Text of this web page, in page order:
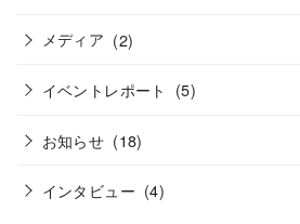
メディア (2)
イベントレポート (5)
お知らせ (18)
インタビュー (4)